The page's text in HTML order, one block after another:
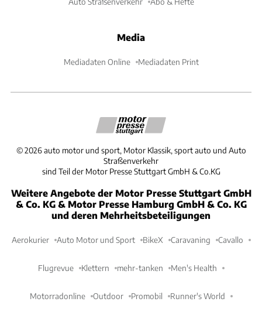
Media
Mediadaten Online Mediadaten Print
©2026 auto motor und sport, Motor Klassik, sport auto und Auto
Straßenverkehr
sind Teil der Motor Presse Stuttgart GmbH & Co.KG
Weitere Angebote der Motor Presse Stuttgart GmbH
& Co. KG & Motor Presse Hamburg GmbH & Co. KG
und deren Mehrheitsbeteiligungen
Aerokurier Auto Motor und Sport BikeX Caravaning Cavallo
Flugrevue Klettern mehr-tanken Men's Health
Motorradonline Outdoor Promobil Runner's World